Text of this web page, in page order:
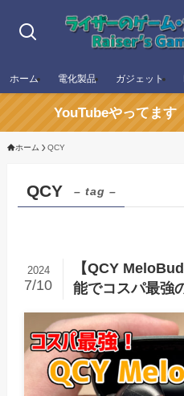
ホーム 電化製品 ガジェット
YouTubeやってます
ホーム QCY
QCY – tag –
【QCY
能でコスパ最強
2024
7/10